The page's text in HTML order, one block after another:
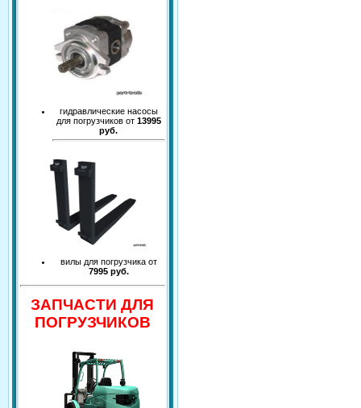
гидравлические насосы
для погрузчиков от 13995
руб.
вилы для погрузчика от
7995 руб.
ЗАПЧАСТИ ДЛЯ
ПОГРУЗЧИКОВ